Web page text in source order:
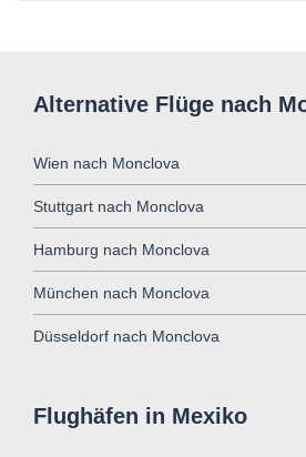
Alternative Flüge nach
Wien nach Monclova
Stuttgart nach Monclova
Hamburg nach Monclova
München nach Monclova
Düsseldorf nach Monclova
Flughäfen in Mexiko